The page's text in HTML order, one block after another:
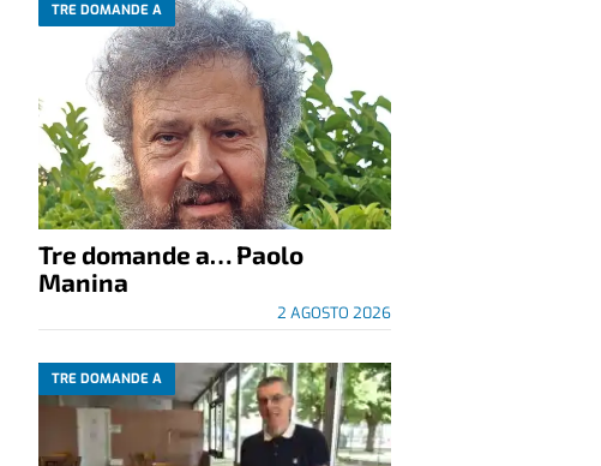
TRE DOMANDE A
Tre domande a… Paolo
Manina
2 AGOSTO 2026
TRE DOMANDE A